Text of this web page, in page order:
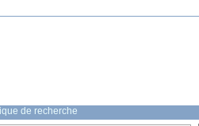
de recherche